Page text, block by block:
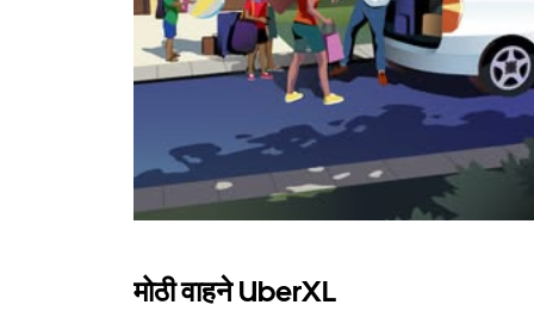
मोठी वाहने UberXL